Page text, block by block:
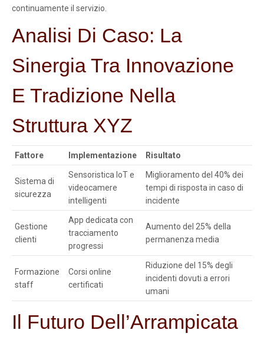
continuamente il servizio.
Analisi Di Caso: La
Sinergia Tra Innovazione
E Tradizione Nella
Struttura XYZ
Fattore Implementazione Risultato
Sistema di
sicurezza
Sensoristica IoT e
videocamere
intelligenti
Miglioramento del 40% dei
tempi di risposta in caso di
incidente
Gestione
clienti
App dedicata con
tracciamento
progressi
Aumento del 25% della
permanenza media
Formazione
staff
Corsi online
certificati
Riduzione del 15% degli
incidenti dovuti a errori
umani
Il Futuro Dell’Arrampicata